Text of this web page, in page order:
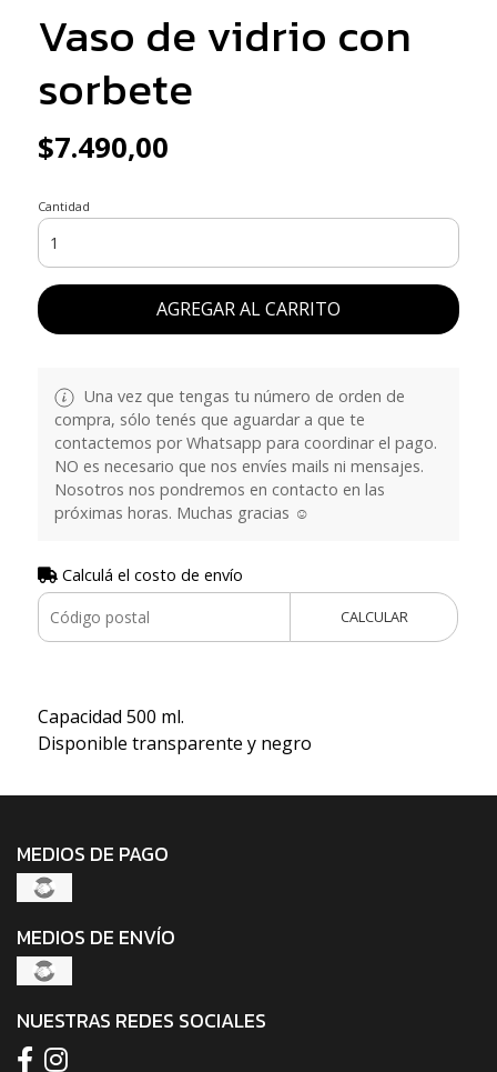
Vaso de vidrio con
sorbete
$7.490,00
Cantidad
AGREGAR AL CARRITO
Una vez que tengas tu número de orden de
compra, sólo tenés que aguardar a que te
contactemos por Whatsapp para coordinar el pago.
NO es necesario que nos envíes mails ni mensajes.
Nosotros nos pondremos en contacto en las
próximas horas. Muchas gracias ☺️
Calculá el costo de envío
CALCULAR
Capacidad 500 ml.
Disponible transparente y negro
MEDIOS DE PAGO
MEDIOS DE ENVÍO
NUESTRAS REDES SOCIALES